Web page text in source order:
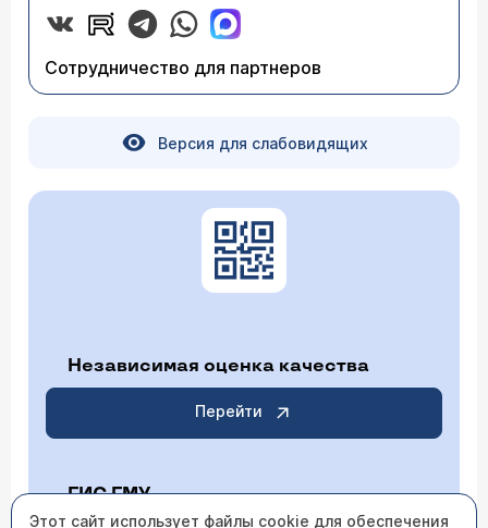
Сотрудничество для партнеров
Версия для слабовидящих
Независимая оценка качества
Перейти
ГИС ГМУ
Этот сайт использует файлы cookie для обеспечения